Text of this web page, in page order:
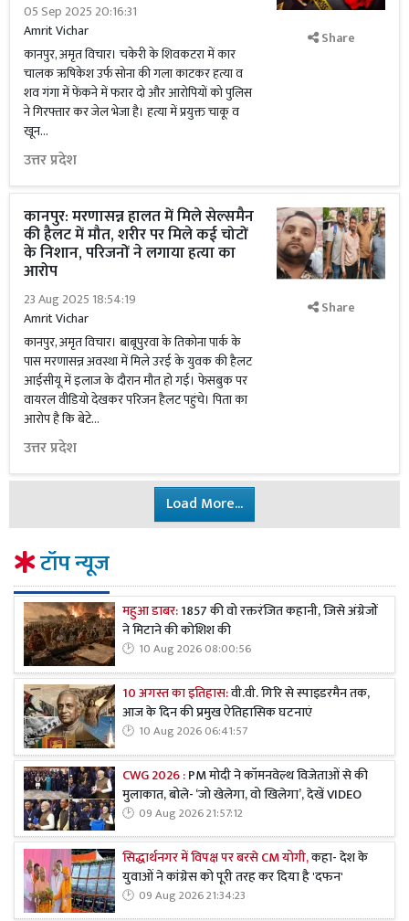
05 Sep 2025 20:16:31
Amrit Vichar
कानपुर, अमृत विचार। चकेरी के शिवकटरा में कार
चालक ऋषिकेश उर्फ सोना की गला काटकर हत्या व
शव गंगा में फेंकने में फरार दो और आरोपियों को पुलिस
ने गिरफ्तार कर जेल भेजा है। हत्या में प्रयुक्त चाकू व
खून...
उत्तर प्रदेश
Share
कानपुर: मरणासन्न हालत में मिले सेल्समैन
की हैलट में मौत, शरीर पर मिले कई चोटों
के निशान, परिजनों ने लगाया हत्या का
आरोप
23 Aug 2025 18:54:19
Amrit Vichar
कानपुर, अमृत विचार। बाबूपुरवा के तिकोना पार्क के
पास मरणासन्न अवस्था में मिले उरई के युवक की हैलट
आईसीयू में इलाज के दौरान मौत हो गई। फेसबुक पर
वायरल वीडियो देखकर परिजन हैलट पहुंचे। पिता का
आरोप है कि बेटे...
उत्तर प्रदेश
Share
Load More...
टॉप न्यूज
महुआ डाबर:1857 की वो रक्तरंजित कहानी, जिसे अंग्रेजों
ने मिटाने की कोशिश की
10 Aug 2026 08:00:56
10 अगस्त का इतिहास:वी.वी. गिरि से स्पाइडरमैन तक,
आज के दिन की प्रमुख ऐतिहासिक घटनाएं
10 Aug 2026 06:41:57
CWG 2026 :PM मोदी ने कॉमनवेल्थ विजेताओं से की
मुलाकात, बोले- ‘जो खेलेगा, वो खिलेगा’, देखें VIDEO
09 Aug 2026 21:57:12
सिद्धार्थनगर में विपक्ष पर बरसे CM योगी,कहा- देश के
युवाओं ने कांग्रेस को पूरी तरह कर दिया है 'दफन'
09 Aug 2026 21:34:23